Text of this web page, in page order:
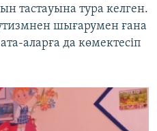
тастауына тура келген.
шығарумен ғана
аларға да көмектесіп